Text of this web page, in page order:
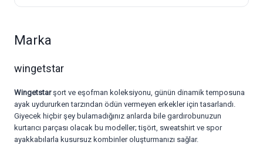
Marka
wingetstar
Wingetstarşort ve eşofman koleksiyonu, günün dinamik temposuna
ayak uydururken tarzından ödün vermeyen erkekler için tasarlandı.
Giyecek hiçbir şey bulamadığınız anlarda bile gardırobunuzun
kurtarıcı parçası olacak bu modeller; tişört, sweatshirt ve spor
ayakkabılarla kusursuz kombinler oluşturmanızı sağlar.